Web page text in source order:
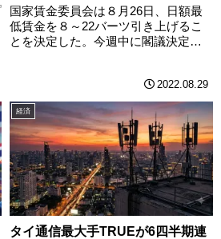
国家賃金委員会は８月26日、日額最
低賃金を８～22バーツ引き上げるこ
とを決定した。今週中に閣議決定
引き上げ率は平均5.02％。最低賃金は
都県毎に定められており、引き上げ
額が最も………
2022.08.29
経済
タイ通信最大手TRUEが6四半期連